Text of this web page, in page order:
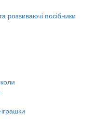
розвиваючі посібники